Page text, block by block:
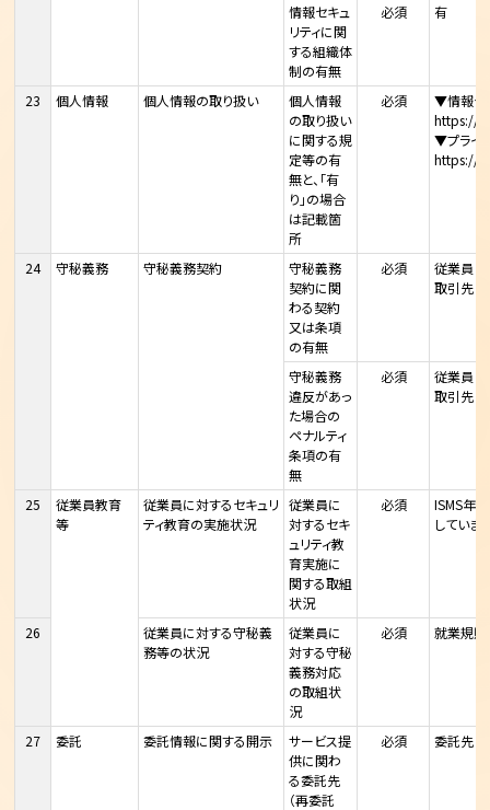
情報セキュ
リティに関
する組織体
制の有無
必須 有
23 個人情報 個人情報の取り扱い
個人情報
の取り扱い
に関する規
定等の有
無と、「有
り」の場合
は記載箇
所
必須
▼情報セ
https://
▼プライ
https://
24 守秘義務 守秘義務契約
守秘義務
契約に関
わる契約
又は条項
の有無
必須
従業員：
取引先（
守秘義務
違反があっ
た場合の
ペナルティ
条項の有
無
必須
従業員：
取引先（
25
従業員教育
等
従業員に対するセキュリ
ティ教育の実施状況
従業員に
対するセキ
ュリティ教
育実施に
関する取組
状況
必須
ISMS年
していま
26
従業員に対する守秘義
務等の状況
従業員に
対する守秘
義務対応
の取組状
況
必須 就業規則
27 委託 委託情報に関する開示
サービス提
供に関わ
る委託先
（再委託
必須 委託先（